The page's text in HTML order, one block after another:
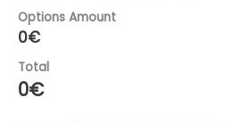
Options Amount
0€
Total
0€